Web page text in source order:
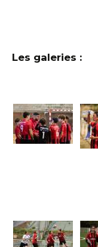
Les galeries :